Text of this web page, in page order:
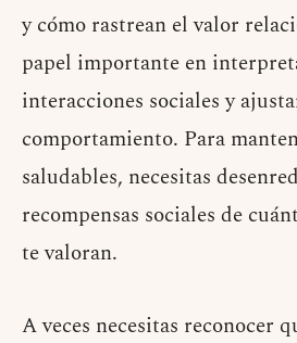
y cómo rastrean el valor
papel importante en
interacciones sociales y
comportamiento. Para
saludables, necesitas
recompensas sociales de
te valoran.
A veces necesitas reconocer